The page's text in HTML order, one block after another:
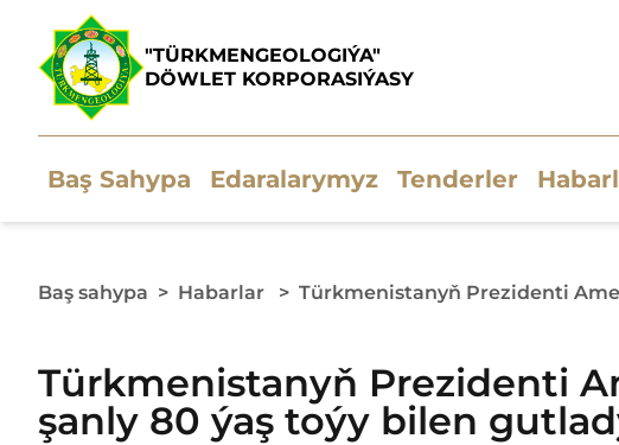
"TÜRKMENGEOLOGIÝA"
DÖWLET KORPORASIÝASY
Baş Sahypa Edaralarymyz Tenderler
Baş sahypa > Habarlar > Türkmenistanyň Prezidenti
Türkmenistanyň Prezidenti
şanly 80 ýaş toýy bilen